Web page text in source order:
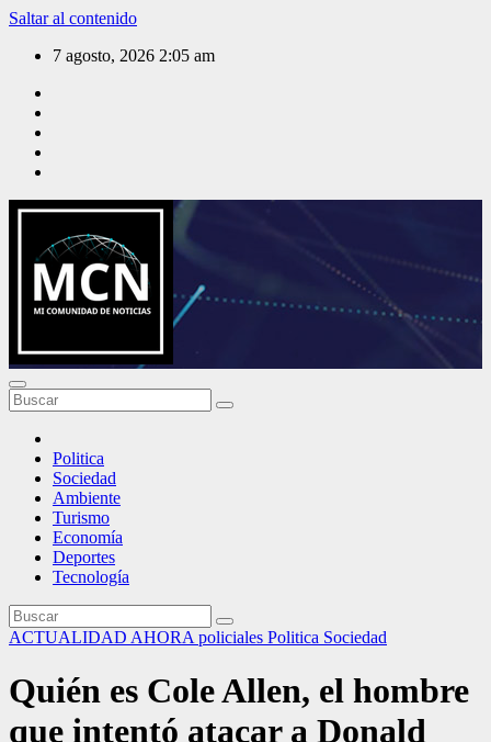
Saltar al contenido
7 agosto, 2026 2:05 am
Mi Comunidad de Noticias
Politica
Sociedad
Ambiente
Turismo
Economía
Deportes
Tecnología
ACTUALIDAD AHORA policiales Politica Sociedad
Quién es Cole Allen, el hombre
que intentó atacar a Donald